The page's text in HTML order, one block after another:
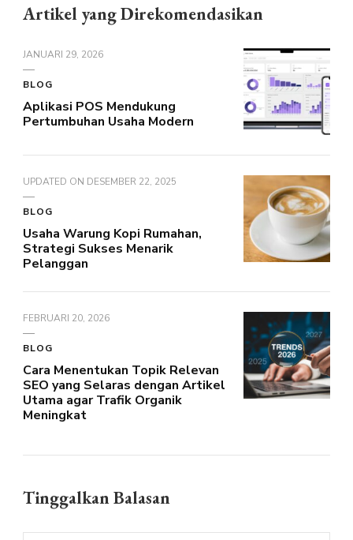
Artikel yang Direkomendasikan
JANUARI 29, 2026
BLOG
Aplikasi POS Mendukung
Pertumbuhan Usaha Modern
UPDATED ON DESEMBER 22, 2025
BLOG
Usaha Warung Kopi Rumahan,
Strategi Sukses Menarik
Pelanggan
FEBRUARI 20, 2026
BLOG
Cara Menentukan Topik Relevan
SEO yang Selaras dengan Artikel
Utama agar Trafik Organik
Meningkat
Tinggalkan Balasan